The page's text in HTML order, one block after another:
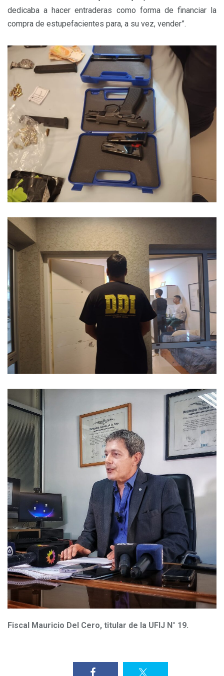
dedicaba a hacer entraderas como forma de financiar la
compra de estupefacientes para, a su vez, vender”.
Fiscal Mauricio Del Cero, titular de la UFIJ N° 19.